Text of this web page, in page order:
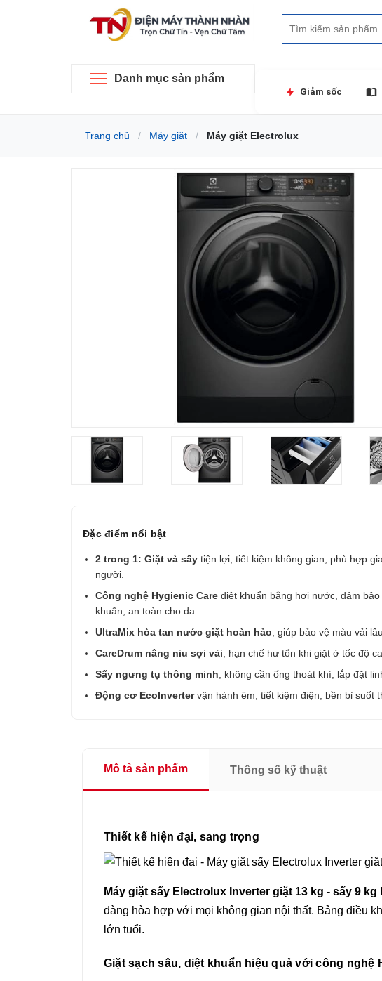
Danh mục sản phẩm
Giảm sốc
Trang chủ Máy giặt Máy giặt Electrolux
Đặc điểm nổi bật
2 trong 1: Giặt và sấy tiện lợi, tiết kiệm không gian, phù hợp
người.
Công nghệ Hygienic Care diệt khuẩn bằng hơi nước, đảm bảo
khuẩn, an toàn cho da.
UltraMix hòa tan nước giặt hoàn hảo , giúp bảo vệ màu vải
CareDrum nâng niu sợi vải , hạn chế hư tổn khi giặt ở tốc độ
Sấy ngưng tụ thông minh , không cần ống thoát khí, lắp đặt
Động cơ EcoInvertervận hành êm, tiết kiệm điện, bền bỉ suốt
Mô tả sản phẩm Thông số kỹ thuật
Thiết kế hiện đại, sang trọng
Máy giặt sấy Electrolux Inverter giặt 13 kg - sấy 9 kg
dàng hòa hợp với mọi không gian nội thất. Bảng điều
lớn tuổi.
Giặt sạch sâu, diệt khuẩn hiệu quả với công nghệ